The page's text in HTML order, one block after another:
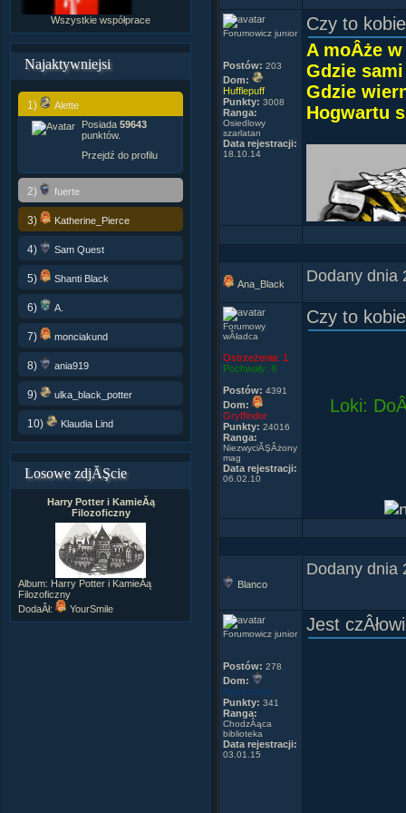
Wszystkie współprace
Najaktywniejsi
1)
Alette
Posiada 59643
punktów.
Przejdź do profilu
2) fuerte
3) Katherine_Pierce
4) Sam Quest
5) Shanti Black
6) A.
7) monciakund
8) ania919
9) ulka_black_potter
10) Klaudia Lind
Losowe zdjĂŞcie
Harry Potter i KamieĂą
Filozoficzny
Album: Harry Potter i KamieĂą
Filozoficzny
DodaÂł:
YourSmile
Mimo, Âże
ÂŚwietny
To miaÂła
Lecz niech
To, Âże
tak
rĂŞce. -
Braci. Co
-A istnieje
Forumowicz junior
Postów: 203
Dom:
Hufflepuff
Punkty: 3008
Ranga:
Osiedlowy
szarlatan
Data rejestracji:
18.10.14
Czy to
A moÂże
Gdzie
Gdzie
Hogwartu
MÂądra,
A
CĂłÂż, nie
Zadaje
Mimo tego
Mimo, Âże
Ana_Black Dodany dnia
Forumowy
wÂładca
Ostrzeżenia: 1
Pochwały: 8
Postów: 4391
Dom:
Gryffindor
Punkty: 24016
Ranga:
NiezwyciĂŞÂżony
mag
Data rejestracji:
06.02.10
Czy to
Loki:
Blanco
Dodany dnia
Forumowicz junior
Postów: 278
Dom:
Ravenclaw
Punkty: 341
Ranga:
ChodzÂąca
biblioteka
Data rejestracji:
03.01.15
Jest